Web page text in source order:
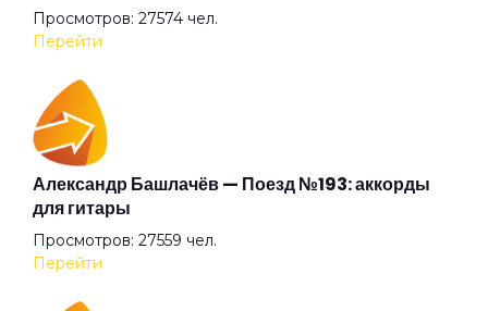
Говорит и показывает
Граф "Д"
Дай себя сорвать
Два великана
Просмотров: 27574 чел.
Перейти
Александр Башлачёв — Поезд №193: аккорды
для гитары
Просмотров: 27559 чел.
Перейти